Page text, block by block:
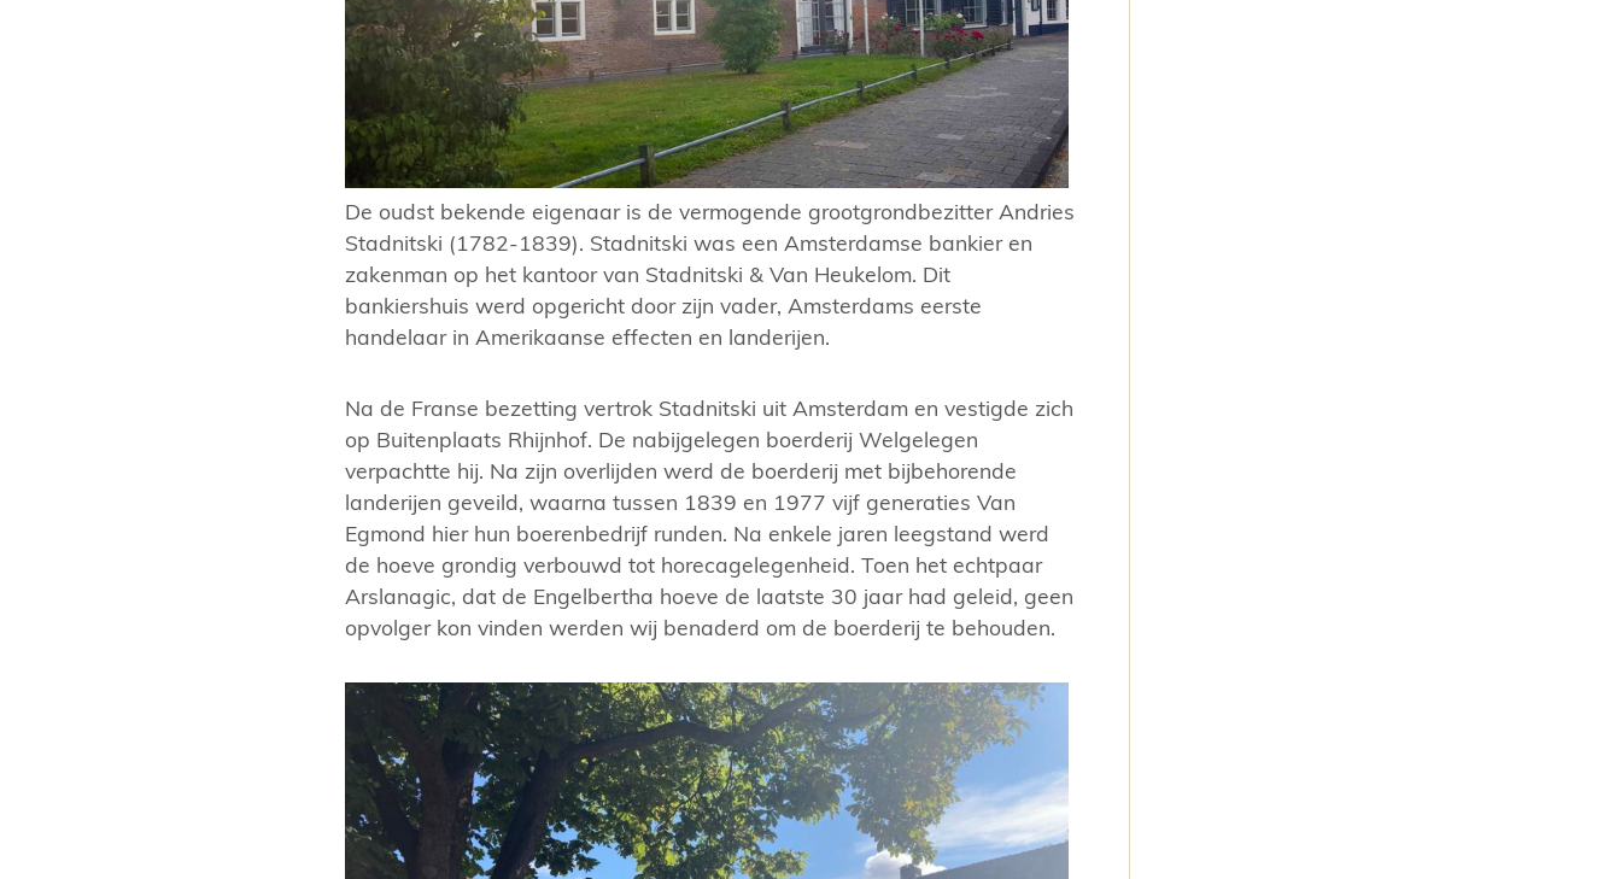
De oudst bekende eigenaar is de vermogende grootgrondbezitter Andries
Stadnitski (1782-1839). Stadnitski was een Amsterdamse bankier en
zakenman op het kantoor van Stadnitski & Van Heukelom. Dit
bankiershuis werd opgericht door zijn vader, Amsterdams eerste
handelaar in Amerikaanse effecten en landerijen.
Na de Franse bezetting vertrok Stadnitski uit Amsterdam en vestigde zich
op Buitenplaats Rhijnhof. De nabijgelegen boerderij Welgelegen
verpachtte hij. Na zijn overlijden werd de boerderij met bijbehorende
landerijen geveild, waarna tussen 1839 en 1977 vijf generaties Van
Egmond hier hun boerenbedrijf runden. Na enkele jaren leegstand werd
de hoeve grondig verbouwd tot horecagelegenheid. Toen het echtpaar
Arslanagic, dat de Engelbertha hoeve de laatste 30 jaar had geleid, geen
opvolger kon vinden werden wij benaderd om de boerderij te behouden.